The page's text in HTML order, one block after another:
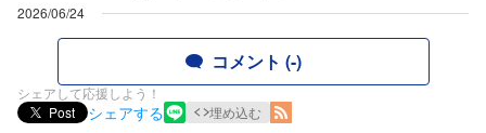
2026/06/24
コメント (-)
シェアして応援しよう！
Post
シェアする 埋め込む